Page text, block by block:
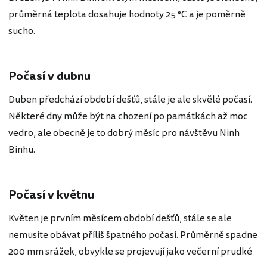
průměrná teplota dosahuje hodnoty 25 °C a je poměrně
sucho.
Počasí v dubnu
Duben předchází období dešťů, stále je ale skvělé počasí.
Některé dny může být na chození po památkách až moc
vedro, ale obecně je to dobrý měsíc pro návštěvu Ninh
Binhu.
Počasí v květnu
Květen je prvním měsícem období dešťů, stále se ale
nemusíte obávat příliš špatného počasí. Průměrně spadne
200 mm srážek, obvykle se projevují jako večerní prudké